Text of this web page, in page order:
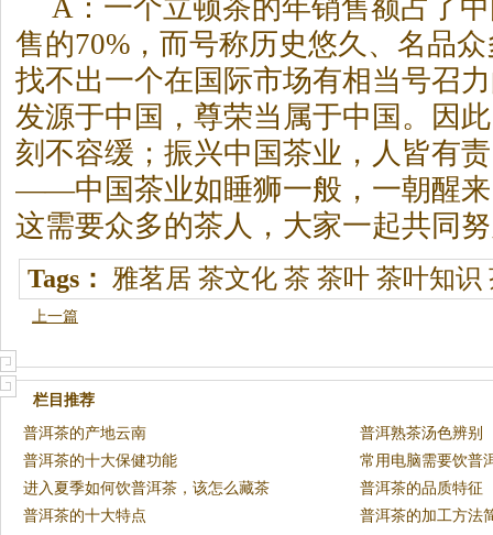
A：一个立顿茶的年销售额占了
售的70%，而号称历史悠久、名品
找不出一个在国际市场有相当号召
发源于中国，尊荣当属于中国。因
刻不容缓；振兴中国茶业，人皆有
——中国茶业如睡狮一般，一朝醒
这需要众多的茶人，大家一起共同
Tags： 雅茗居 茶文化 茶 茶叶 茶叶知识
上一篇
栏目推荐
普洱茶的产地云南
普洱熟茶汤色辨别
普洱茶的十大保健功能
常用电脑需要饮普
进入夏季如何饮普洱茶，该怎么藏茶
普洱茶的品质特征
普洱茶的十大特点
普洱茶的加工方法